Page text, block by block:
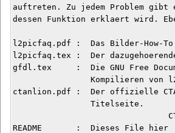
auftreten. Zu jedem Problem gibt
dessen Funktion erklaert wird.
l2picfaq.pdf :	Das Bilder-How-To
l2picfaq.tex :  Der
gfdl.tex     :  Die GNU Free
Kompilieren von
ctanlion.pdf :  Der offizielle
                Titelseite.
				CTAN Löwe gezeichnet von Duane Bibby; danke an www.ctan.org
README       :  Dieses File hier